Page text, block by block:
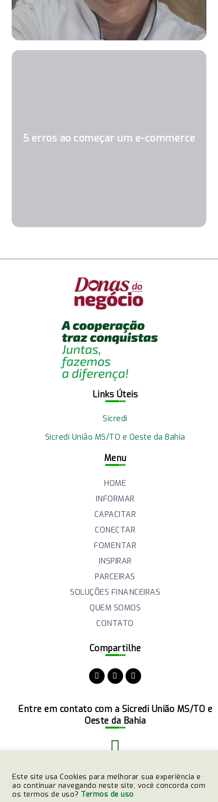
5 erros ao começar um e-commerce
Links Úteis
Sicredi
Sicredi União MS/TO e Oeste da Bahia
Menu
HOME
INFORMAR
CAPACITAR
CONECTAR
FOMENTAR
INSPIRAR
PARCEIRAS
SOLUÇÕES FINANCEIRAS
QUEM SOMOS
CONTATO
Compartilhe
Entre em contato com a Sicredi União MS/TO e
Oeste da Bahia
(51)3358-4770
Este site usa Cookies para melhorar sua experiência e
ao continuar navegando neste site, você concorda com
os termos de uso? Termos de uso